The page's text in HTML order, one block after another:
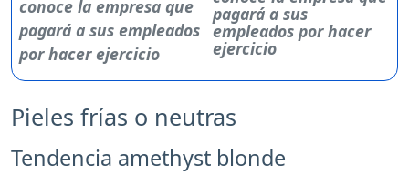
pagará a sus
empleados por hacer
ejercicio
Pieles frías o neutras
Tendencia amethyst blonde